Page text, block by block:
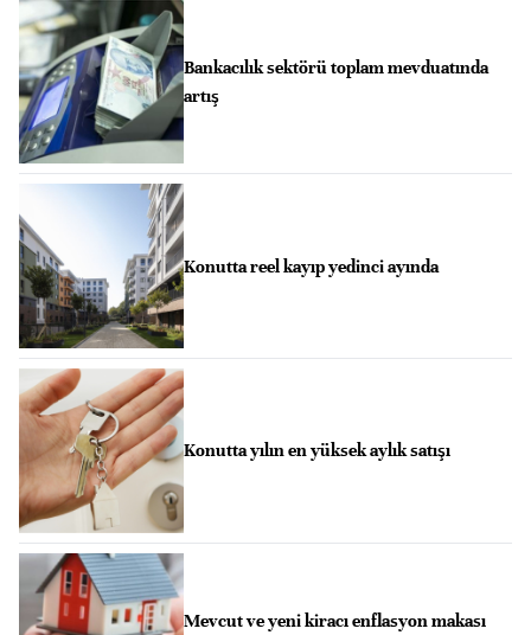
Bankacılık sektörü toplam mevduatında
artış
Konutta reel kayıp yedinci ayında
Konutta yılın en yüksek aylık satışı
Mevcut ve yeni kiracı enflasyon makası